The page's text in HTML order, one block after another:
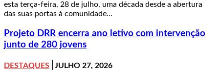
esta terça-feira, 28 de julho, uma década desde a abertura
das suas portas à comunidade...
Projeto DRR encerra ano letivo com intervenção
junto de 280 jovens
DESTAQUES
JULHO 27, 2026